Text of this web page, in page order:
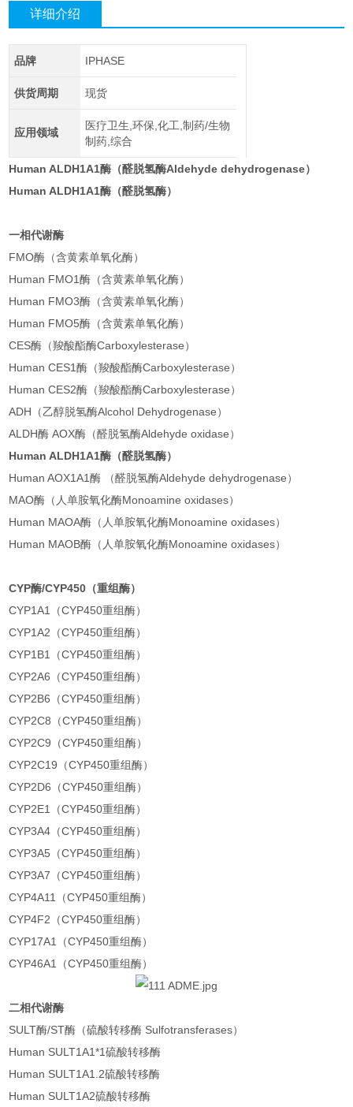
详细介绍
品牌 IPHASE
供货周期 现货
应用领域
医疗卫生,环保,化工,制药/生物
制药,综合
Human ALDH1A1酶（醛脱氢酶Aldehyde dehydrogenase）
Human ALDH1A1酶（醛脱氢酶）
一相代谢酶
FMO酶（含黄素单氧化酶）
Human FMO1酶（含黄素单氧化酶）
Human FMO3酶（含黄素单氧化酶）
Human FMO5酶（含黄素单氧化酶）
CES酶（羧酸酯酶Carboxylesterase）
Human CES1酶（羧酸酯酶Carboxylesterase）
Human CES2酶（羧酸酯酶Carboxylesterase）
ADH（乙醇脱氢酶Alcohol Dehydrogenase）
ALDH酶 AOX酶（醛脱氢酶Aldehyde oxidase）
Human ALDH1A1酶（醛脱氢酶）
Human AOX1A1酶 （醛脱氢酶Aldehyde dehydrogenase）
MAO酶（人单胺氧化酶Monoamine oxidases）
Human MAOA酶（人单胺氧化酶Monoamine oxidases）
Human MAOB酶（人单胺氧化酶Monoamine oxidases）
CYP酶/CYP450（重组酶）
CYP1A1（CYP450重组酶）
CYP1A2（CYP450重组酶）
CYP1B1（CYP450重组酶）
CYP2A6（CYP450重组酶）
CYP2B6（CYP450重组酶）
CYP2C8（CYP450重组酶）
CYP2C9（CYP450重组酶）
CYP2C19（CYP450重组酶）
CYP2D6（CYP450重组酶）
CYP2E1（CYP450重组酶）
CYP3A4（CYP450重组酶）
CYP3A5（CYP450重组酶）
CYP3A7（CYP450重组酶）
CYP4A11（CYP450重组酶）
CYP4F2（CYP450重组酶）
CYP17A1（CYP450重组酶）
CYP46A1（CYP450重组酶）
二相代谢酶
SULT酶/ST酶（硫酸转移酶 Sulfotransferases）
Human SULT1A1*1硫酸转移酶
Human SULT1A1.2硫酸转移酶
Human SULT1A2硫酸转移酶